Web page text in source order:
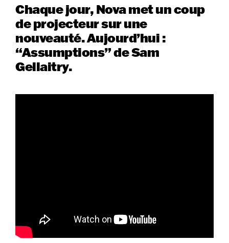
Chaque jour, Nova met un coup
de projecteur sur une
nouveauté. Aujourd’hui :
“Assumptions” de Sam
Gellaitry.